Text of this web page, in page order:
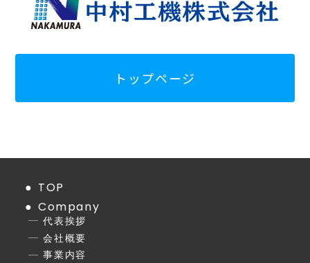
トップページ
TOP
Company
代表挨拶
会社概要
事業内容